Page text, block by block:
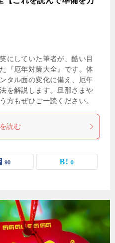
にしていた筆者が、酷い目
『厄年対策大全』です。体
タル面の変化に備え、厄年
を解説します。旦那さまや
方もぜひご一読ください。
読む
90 0